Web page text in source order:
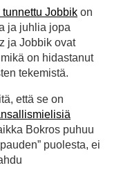
Jobbik on
ja juhlia jopa
ja Jobbik ovat
mikä on hidastanut
tekemistä.
että se on
Bokros puhuu
puolesta, ei